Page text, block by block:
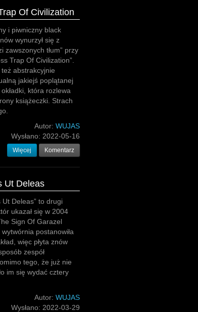
Of Civilization
i piwniczny black
wynurzył się z
zawszonych tłum” przy
Trap Of Civilization”.
abstrakcyjnie
jakiejś poplątanej
która rozlewa
książeczki. Strach
Autor: WUJAS
Wysłano: 2022-05-16
Więcej Komentarz
Ut Deleas
Ut Deleas” to drugi
ukazał się w 2004
Sign Of Garazel
postanowiła
więc płyta znów
zespół
tego, że już nie
im się wydać cztery
Autor: WUJAS
Wysłano: 2022-03-29